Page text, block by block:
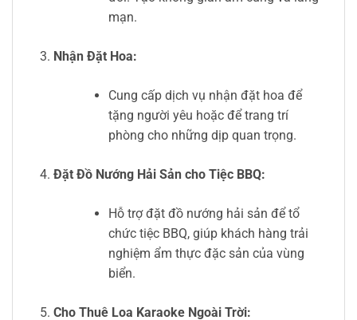
mạn.
Nhận Đặt Hoa:
Cung cấp dịch vụ nhận đặt hoa để
tặng người yêu hoặc để trang trí
phòng cho những dịp quan trọng.
Đặt Đồ Nướng Hải Sản cho Tiệc BBQ:
Hỗ trợ đặt đồ nướng hải sản để tổ
chức tiệc BBQ, giúp khách hàng trải
nghiệm ẩm thực đặc sản của vùng
biển.
Cho Thuê Loa Karaoke Ngoài Trời: